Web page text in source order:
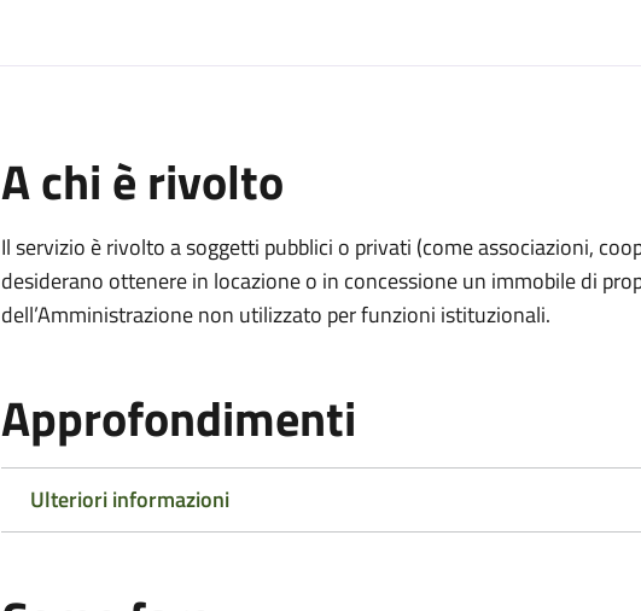
A chi è rivolto
Il servizio è rivolto a soggetti pubblici o privati (come associazioni,
desiderano ottenere in locazione o in concessione un immobile di
dell’Amministrazione non utilizzato per funzioni istituzionali.
Approfondimenti
Ulteriori informazioni